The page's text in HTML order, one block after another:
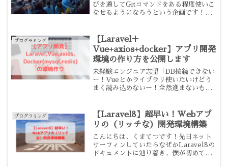
びを通してGitコマンドをある程度使いこ
なせるようになろうという企画です！Git
Web系を制する」と言っても過言ではな
いでしょう。（...
プログラミング
【Laravel＋
Vue+axios+docker】アプリ開発
環境の作り方を公開します
未経験エンジニア志望「DB接続できない
ー！Vueとかライブラリ使いたいけどう
まく読み込めないー！全然進まないもう
人1年目で大手SIer退職→プログラミング
未経験から独学...
プログラミング
【Laravel8】超早い！Webアプ
リの（リッチな）開発環境構築
こんにちは、くまてつです！先日ネット
サーフィンしていたらなぜかLaravel8の
ドキュメントに辿り着き、僕が初めて